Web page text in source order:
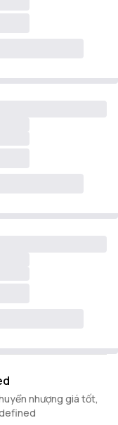
nhượng giá tốt,